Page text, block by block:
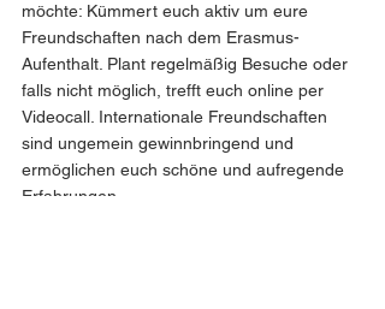
möchte: Kümmert euch aktiv um eure
Freundschaften nach dem Erasmus-
Aufenthalt. Plant regelmäßig Besuche oder
falls nicht möglich, trefft euch online per
Videocall. Internationale Freundschaften
sind ungemein gewinnbringend und
ermöglichen euch schöne und aufregende
Erfahrungen.